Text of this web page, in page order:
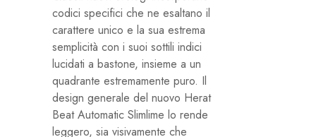
codici specifici che ne esaltano il
carattere unico e la sua estrema
semplicità con i suoi sottili indici
lucidati a bastone, insieme a un
quadrante estremamente puro. Il
design generale del nuovo Herat
Beat Automatic Slimlime lo rende
leggero, sia visivamente che